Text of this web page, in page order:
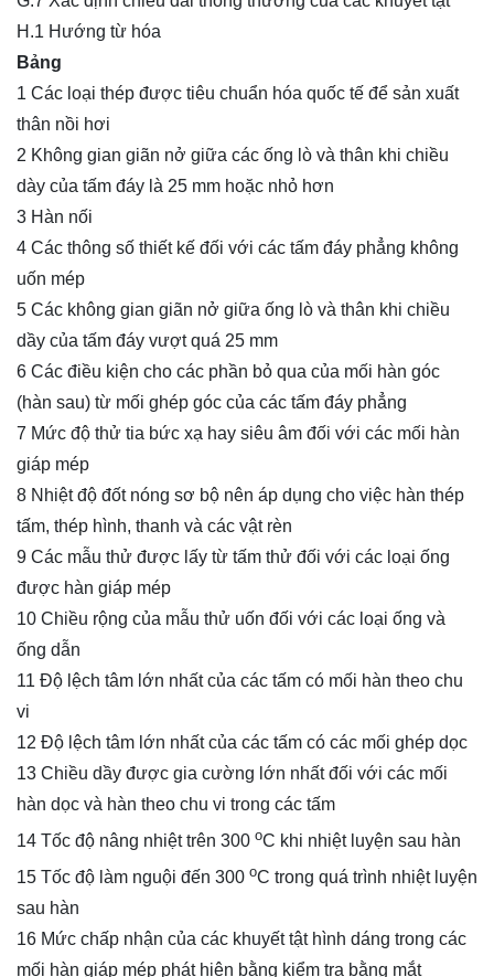
H.1 Hướng từ hóa
Bảng
1 Các loại thép được tiêu chuẩn hóa quốc tế để sản xuất
thân nồi hơi
2 Không gian giãn nở giữa các ống lò và thân khi chiều
dày của tấm đáy là 25 mm hoặc nhỏ hơn
3 Hàn nối
4 Các thông số thiết kế đối với các tấm đáy phẳng không
uốn mép
5 Các không gian giãn nở giữa ống lò và thân khi chiều
dầy của tấm đáy vượt quá 25 mm
6 Các điều kiện cho các phần bỏ qua của mối hàn góc
(hàn sau) từ mối ghép góc của các tấm đáy phẳng
7 Mức độ thử tia bức xạ hay siêu âm đối với các mối hàn
giáp mép
8 Nhiệt độ đốt nóng sơ bộ nên áp dụng cho việc hàn thép
tấm, thép hình, thanh và các vật rèn
9 Các mẫu thử được lấy từ tấm thử đối với các loại ống
được hàn giáp mép
10 Chiều rộng của mẫu thử uốn đối với các loại ống và
ống dẫn
11 Độ lệch tâm lớn nhất của các tấm có mối hàn theo chu
vi
12 Độ lệch tâm lớn nhất của các tấm có các mối ghép dọc
13 Chiều dầy được gia cường lớn nhất đối với các mối
hàn dọc và hàn theo chu vi trong các tấm
14 Tốc độ nâng nhiệt trên 300 oC khi nhiệt luyện sau hàn
15 Tốc độ làm nguội đến 300 oC trong quá trình nhiệt luyện
sau hàn
16 Mức chấp nhận của các khuyết tật hình dáng trong các
mối hàn giáp mép phát hiện bằng kiểm tra bằng mắt